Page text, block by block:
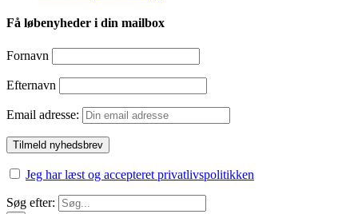
Få løbenyheder i din mailbox
Fornavn
Efternavn
Email adresse:
Jeg har læst og accepteret privatlivspolitikken
Søg efter: